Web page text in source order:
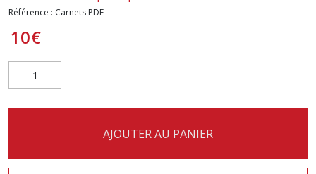
Référence : Carnets PDF
10€
AJOUTER AU PANIER